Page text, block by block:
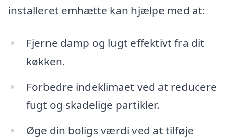
installeret emhætte kan hjælpe med at:
Fjerne damp og lugt effektivt fra dit
køkken.
Forbedre indeklimaet ved at reducere
fugt og skadelige partikler.
Øge din boligs værdi ved at tilføje